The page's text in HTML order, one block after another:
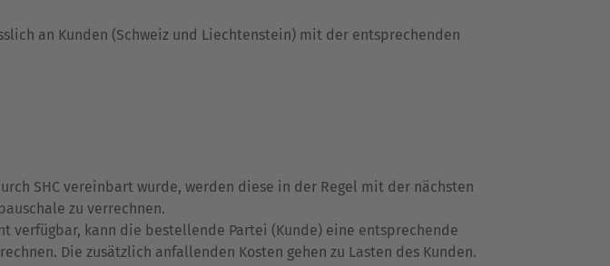
an Kunden (Schweiz und Liechtenstein) mit der entsprechenden
SHC vereinbart wurde, werden diese in der Regel mit der nächsten
zu verrechnen.
kann die bestellende Partei (Kunde) eine entsprechende
Die zusätzlich anfallenden Kosten gehen zu Lasten des Kunden.